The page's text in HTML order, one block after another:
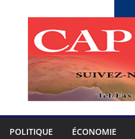
POLITIQUE ÉCONOMIE